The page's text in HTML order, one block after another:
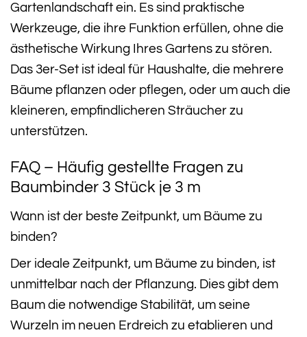
Gartenlandschaft ein. Es sind praktische
Werkzeuge, die ihre Funktion erfüllen, ohne die
ästhetische Wirkung Ihres Gartens zu stören.
Das 3er-Set ist ideal für Haushalte, die mehrere
Bäume pflanzen oder pflegen, oder um auch die
kleineren, empfindlicheren Sträucher zu
unterstützen.
FAQ – Häufig gestellte Fragen zu
Baumbinder 3 Stück je 3 m
Wann ist der beste Zeitpunkt, um Bäume zu
binden?
Der ideale Zeitpunkt, um Bäume zu binden, ist
unmittelbar nach der Pflanzung. Dies gibt dem
Baum die notwendige Stabilität, um seine
Wurzeln im neuen Erdreich zu etablieren und